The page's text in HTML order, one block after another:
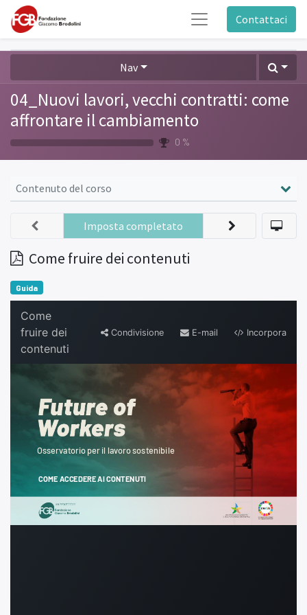
Contattaci
Nav
04_Nuovi lavori, vecchi contratti: come
affrontare il cambiamento
0 %
Contenuto del corso
Come fruire dei contenuti
Imposta completato
Guida